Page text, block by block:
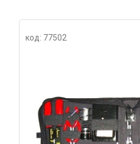
код: 77502